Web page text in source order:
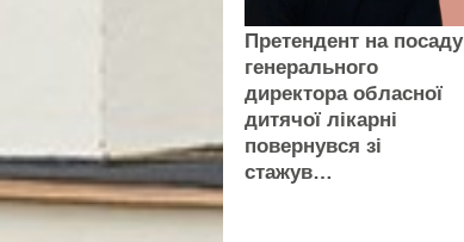
Претендент на посаду
генерального
директора обласної
дитячої лікарні
повернувся зі
стажув…